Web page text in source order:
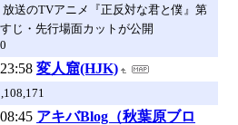
送のTVアニメ『正反対な君と僕』第
じ・先行場面カットが公開
変人窟(HJK)
アキバBlog（秋葉原ブロ